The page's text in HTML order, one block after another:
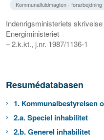
Kommunalfuldmagten - forarbejdning
Indenrigsministeriets
Energiministeriet
– 2.k.kt., j.nr. 1987/1136-1
Resumédatabasen
1. Kommunalbestyrelsen
2.a. Speciel inhabilitet
2.b. Generel inhabilitet